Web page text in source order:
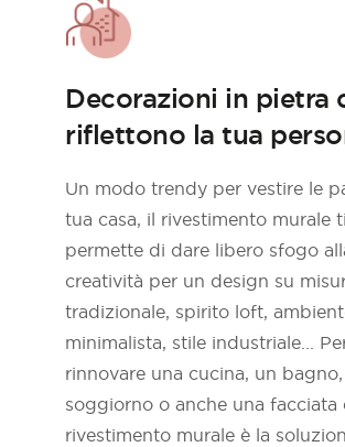
Decorazioni in pietra
riflettono la tua
Un modo trendy per vestire le
tua casa, il rivestimento murale ti
permette di dare libero sfogo
creatività per un design su
tradizionale, spirito loft,
minimalista, stile industriale...
rinnovare una cucina, un
soggiorno o anche una facciata
rivestimento murale è la